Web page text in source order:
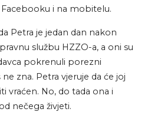
i na mobitelu.
Petra je jedan dan nakon
službu HZZO-a, a oni su
pokrenuli porezni
zna. Petra vjeruje da će joj
vraćen. No, do tada ona i
nečega živjeti.